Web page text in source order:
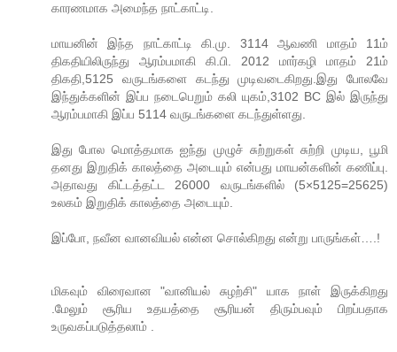
காரணமாக அமைந்த நாட்காட்டி.
மாயனின் இந்த நாட்காட்டி கி.மு. 3114 ஆவணி மாதம் 11ம்
திகதியிலிருந்து ஆரம்பமாகி கி.பி. 2012 மார்கழி மாதம் 21ம்
திகதி,5125 வருடங்களை கடந்து முடிவடைகிறது.இது போலவே
இந்துக்களின் இப்ப நடைபெறும் கலி யுகம்,3102 BC இல் இருந்து
ஆரம்பமாகி இப்ப 5114 வருடங்களை கடந்துள்ளது.
இது போல மொத்தமாக ஐந்து முழுச் சுற்றுகள் சுற்றி முடிய, பூமி
தனது இறுதிக் காலத்தை அடையும் என்பது மாயன்களின் கணிப்பு.
அதாவது கிட்டத்தட்ட 26000 வருடங்களில் (5×5125=25625)
உலகம் இறுதிக் காலத்தை அடையும்.
இப்போ, நவீன வானவியல் என்ன சொல்கிறது என்று பாருங்கள்….!
மிகவும் விரைவான "வானியல் சுழற்சி" யாக நாள் இருக்கிறது
.மேலும் சூரிய உதயத்தை சூரியன் திரும்பவும் பிறப்பதாக
உருவகப்படுத்தலாம் .